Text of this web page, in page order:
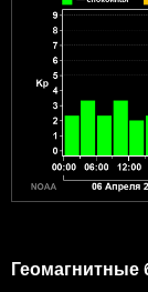
Геомагнитные